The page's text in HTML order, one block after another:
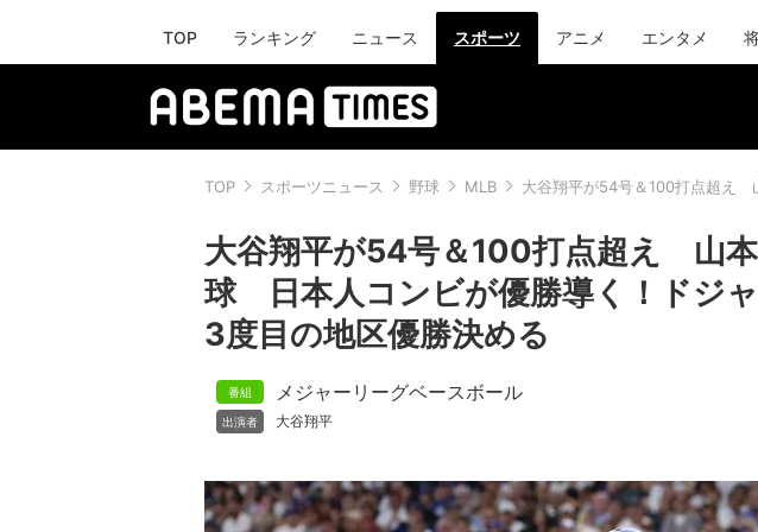
TOP ランキング ニュース スポーツ アニメ エンタメ
TOP スポーツニュース 野球 MLB 大谷翔平が54号＆100打点超え
大谷翔平が54号＆100打点超え 山
球 日本人コンビが優勝導く！ドジ
3度目の地区優勝決める
メジャーリーグベースボール
大谷翔平